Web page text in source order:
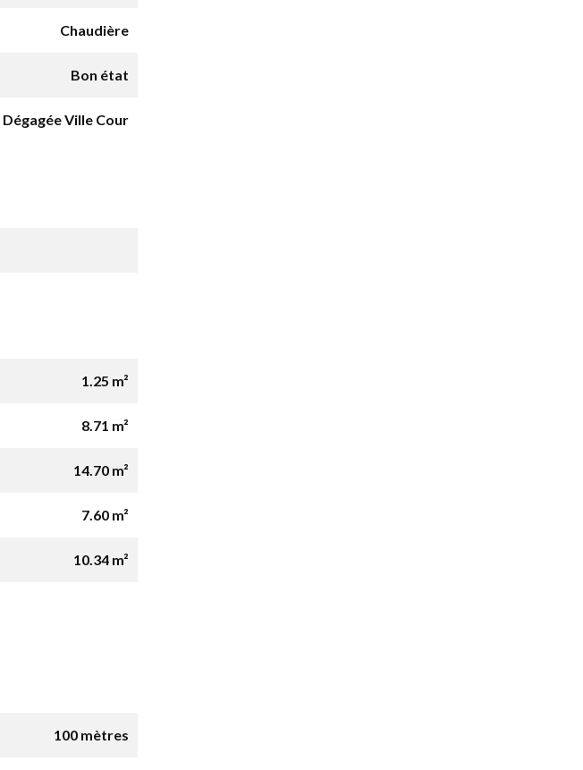
Chaudière
Bon état
Dégagée Ville Cour
1.25 m²
8.71 m²
14.70 m²
7.60 m²
10.34 m²
100 mètres